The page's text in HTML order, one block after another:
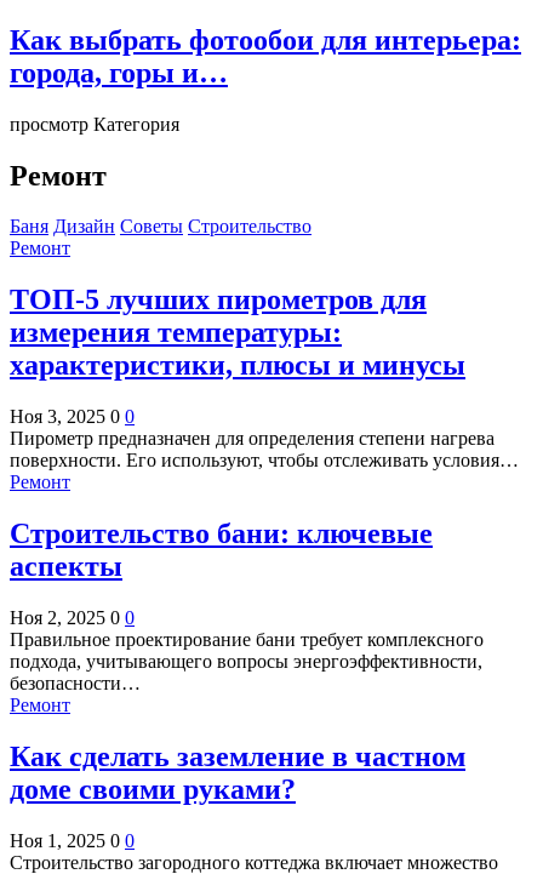
Как выбрать фотообои для интерьера:
города, горы и…
просмотр Категория
Ремонт
Баня Дизайн Советы Строительство
Ремонт
ТОП-5 лучших пирометров для
измерения температуры:
характеристики, плюсы и минусы
Ноя 3, 2025 0 0
Пирометр предназначен для определения степени нагрева
поверхности. Его используют, чтобы отслеживать условия…
Ремонт
Строительство бани: ключевые
аспекты
Ноя 2, 2025 0 0
Правильное проектирование бани требует комплексного
подхода, учитывающего вопросы энергоэффективности,
безопасности…
Ремонт
Как сделать заземление в частном
доме своими руками?
Ноя 1, 2025 0 0
Строительство загородного коттеджа включает множество